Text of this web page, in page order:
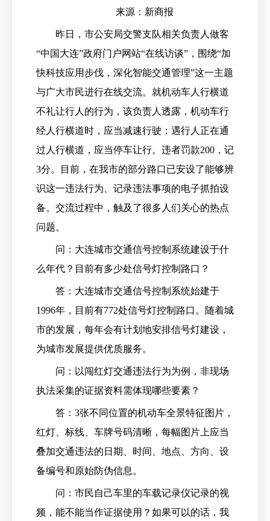
来源：新商报
昨日，市公安局交警支队相关负责人做客
“中国大连”政府门户网站“在线访谈”，围绕“加
快科技应用步伐，深化智能交通管理”这一主题
与广大市民进行在线交流。就机动车人行横道
不礼让行人的行为，该负责人透露，机动车行
经人行横道时，应当减速行驶；遇行人正在通
过人行横道，应当停车让行。违者罚款200，记
3分。目前，在我市的部分路口已安设了能够辨
识这一违法行为、记录违法事项的电子抓拍设
备。交流过程中，触及了很多人们关心的热点
问题。
问：大连城市交通信号控制系统建设于什
么年代？目前有多少处信号灯控制路口？
答：大连城市交通信号控制系统始建于
1996年，目前有772处信号灯控制路口。随着城
市的发展，每年会有计划地安排信号灯建设，
为城市发展提供优质服务。
问：以闯红灯交通违法行为为例，非现场
执法采集的证据资料需体现哪些要素？
答：3张不同位置的机动车全景特征图片，
红灯、标线、车牌号码清晰，每幅图片上应当
叠加交通违法的日期、时间、地点、方向、设
备编号和原始防伪信息。
问：市民自己车里的车载记录仪记录的视
频，能不能当作证据使用？如果可以的话，我